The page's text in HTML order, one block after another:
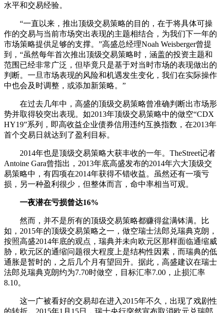
水平和交易经验。
“一直以来，推出顶级交易策略的目的，在于将具体可操
作的交易与当前市场突出表现的主题相结合，为我们下一年的
市场策略提供足够的支撑。”高盛总经理Noah Weisberger曾提
到，“虽然每年首次推出顶级交易策略时，涵盖的投资主题和
范围已经非常广泛，但毕竟只是基于对当时市场的表现做出的
判断。一旦市场表现的风险和机遇发生变化，我们在实际操作
中也会及时调整，或添加新策略。”
在过去几年中，高盛的顶级交易策略曾准确判断出市场形
势并取得较突出表现。如2013年顶级交易策略中的做空“CDX
HY19”系列，即高收益企业债券信用违约互换指数，在2013年
首个交易日就达到了盈利目标。
2014年也是顶级交易策略大获丰收的一年。TheStreet记者
Antoine Gara曾指出，2013年底高盛发布的2014年六大顶级交
易策略中，有四项在2014年获得不错收益。虽然还有一项亏
损，另一种盈利很少，但整体而言，命中率相当可观。
一夜潜在亏损曾达16%
然而，并不是所有的顶级交易策略都赚得盆满钵满。比
如，2015年的顶级交易策略之一，做空瑞士法郎兑瑞典克朗，
按照高盛2014年底的观点，瑞典并未向欧元区那样面临通缩威
胁，欧元区的通缩问题很大程度上是结构性因素，而瑞典的低
通胀是暂时的，之后几个月有望回升。据此，高盛建议在瑞士
法郎兑瑞典克朗约为7.70时做空，目标汇率7.00，止损汇率
8.10。
这一广被看好的交易却在进入2015年不久，出现了戏剧性
的转折。2015年1月15日，瑞士央行突然宣布取消欧元兑瑞郎